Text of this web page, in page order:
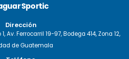
Sportic
Dirección
Av. Ferrocarril 19-97, Bodega 414, Zona 12,
de Guatemala